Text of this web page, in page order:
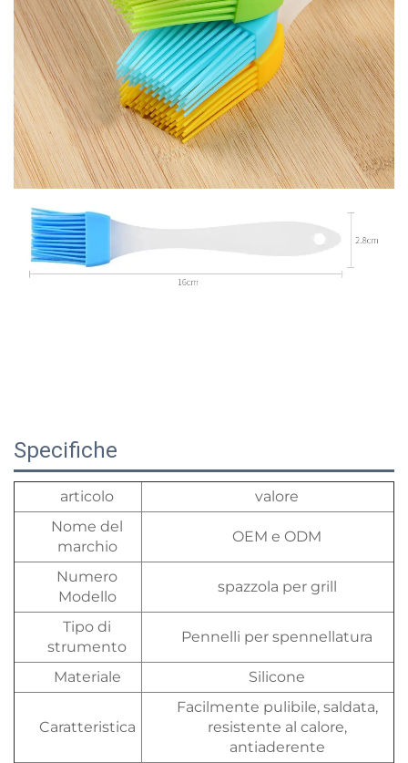
Specifiche
articolo
valore
Nome del
marchio
OEM e ODM
Numero
Modello
spazzola per grill
Tipo di
strumento
Pennelli per spennellatura
Materiale Silicone
Caratteristica
Facilmente pulibile, saldata,
resistente al calore,
antiaderente